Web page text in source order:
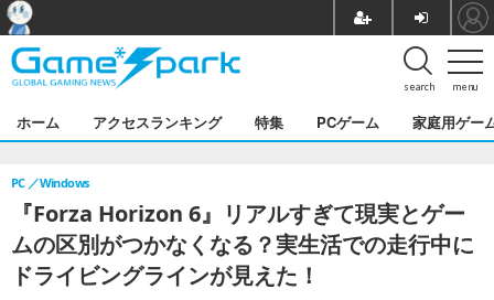
menu
search
ホーム アクセスランキング 特集 PCゲーム 家庭用ゲー
『Forza Horizon 6』リアルすぎて現実とゲー
ムの区別がつかなくなる？実生活での走行中に
ドライビングラインが見えた！
PC Windows